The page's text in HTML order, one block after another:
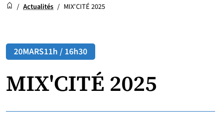
Newsroom
Accueil
/ Actualités / MIX'CITÉ 2025
MIX'CITÉ 2025
20MARS11h / 16h30